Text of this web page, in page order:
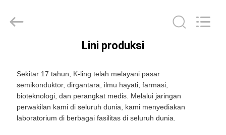
PRODUK
TENTANG
Technology
Company.
Lini produksi
Sekitar 17 tahun, K-ling telah melayani pasar
semikonduktor, dirgantara, ilmu hayati, farmasi,
bioteknologi, dan perangkat medis. Melalui jaringan
perwakilan kami di seluruh dunia, kami menyediakan
laboratorium di berbagai fasilitas di seluruh dunia.